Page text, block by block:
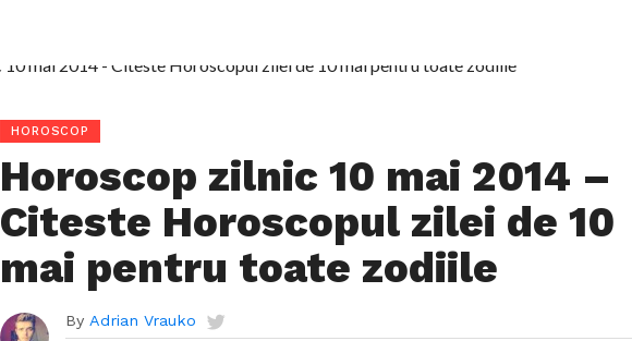
HOROSCOP
Horoscop zilnic 10 mai 2014 –
Citeste Horoscopul zilei de 10
mai pentru toate zodiile
By Adrian Vrauko